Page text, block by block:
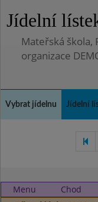
Jídelní
Mateřská škola,
organizace
Vybrat jídelnu Jídelní
Menu Chod